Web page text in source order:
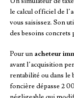
le calcul officiel de
vous saisissez. Son
des besoins
Pour un acheteur
avant l’acquisition
rentabilité ou dans le
foncière dépasse 2